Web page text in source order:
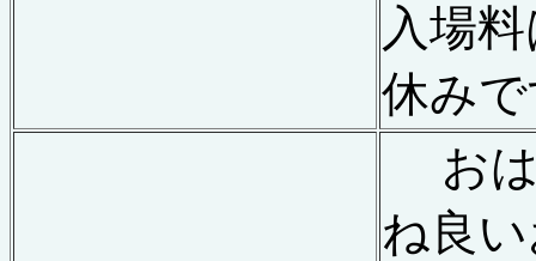
入場
休み
おは
ね良